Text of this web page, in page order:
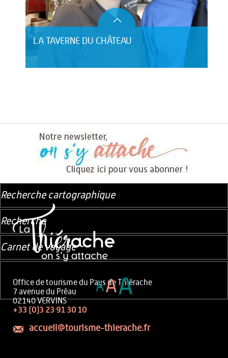
LA TAVERNE DU CHÂTEAU
Office de tourisme du Pays de Thiérache
7 avenue du Préau
02140 VERVINS
+33 (0)3 23 91 30 10
accueil@tourisme-thierache.fr
Recherche cartographique
Recherche
Carnet de voyage
AAA